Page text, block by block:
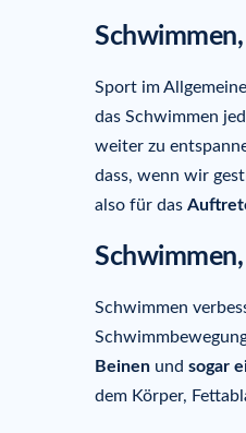
Sport im
das Schwimmen
weiter zu
dass, wenn wir
also für das
Schwimmen
Beinen und sogar
dem Körper,